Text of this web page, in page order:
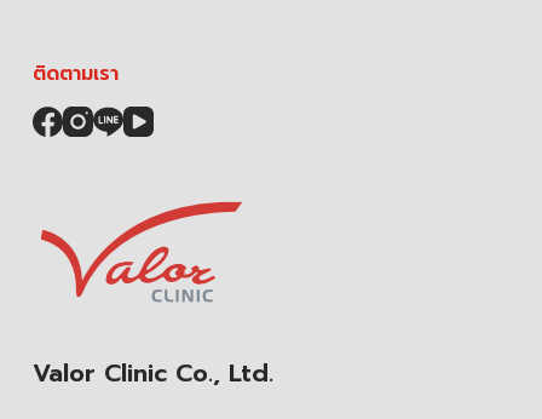
ติดตามเรา
Valor Clinic Co., Ltd.